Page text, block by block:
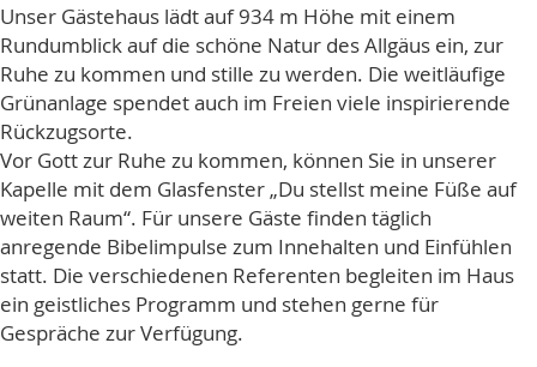
Unser Gästehaus lädt auf 934 m Höhe mit einem
Rundumblick auf die schöne Natur des Allgäus ein, zur
Ruhe zu kommen und stille zu werden. Die weitläufige
Grünanlage spendet auch im Freien viele inspirierende
Rückzugsorte.
Vor Gott zur Ruhe zu kommen, können Sie in unserer
Kapelle mit dem Glasfenster „Du stellst meine Füße auf
weiten Raum“. Für unsere Gäste finden täglich
anregende Bibelimpulse zum Innehalten und Einfühlen
statt. Die verschiedenen Referenten begleiten im Haus
ein geistliches Programm und stehen gerne für
Gespräche zur Verfügung.